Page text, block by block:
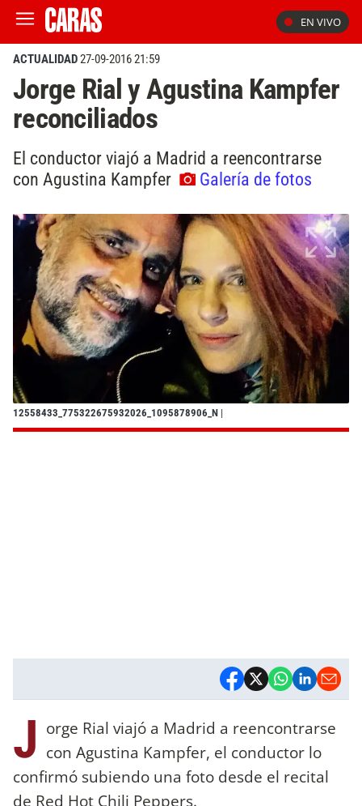
EN VIVO
ACTUALIDAD27-09-2016 21:59
Jorge Rial y Agustina Kampfer
reconciliados
El conductor viajó a Madrid a reencontrarse
con Agustina Kampfer
Galería de fotos
12558433_775322675932026_1095878906_N |
J orge Rial viajó a Madrid a reencontrarse
con Agustina Kampfer, el conductor lo
confirmó subiendo una foto desde el recital
de Red Hot Chili Peppers.